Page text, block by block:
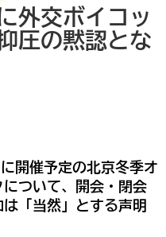
外交ボイコッ
圧の黙認とな
開催予定の北京冬季オ
ついて、開会・閉会
「当然」とする声明